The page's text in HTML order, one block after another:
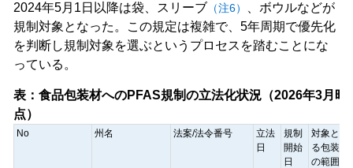
2024年5月1日以降は袋、スリーブ （注6）
、ボウルなどが
規制対象となった。この規定は複雑で、5年周期で優先化
を判断し規制対象を選ぶというプロセスを踏むことにな
っている。
表：食品包装材へのPFAS規制の立法化状況（2026年3月時
点）
No 州名 法案/法令番号
立法
日
規制
開始
日
対象とな
る包装材
の範囲